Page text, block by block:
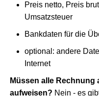
Preis netto, Preis
Umsatzsteuer
Bankdaten für die
optional: andere
Internet
Müssen alle Rechnung
aufweisen? Nein - es